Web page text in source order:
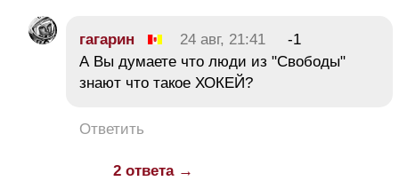
гагарин 24 авг, 21:41
-1
А Вы думаете что люди из "Свободы"
знают что такое ХОКЕЙ?
Ответить
2 ответа →